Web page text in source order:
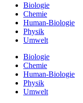
Biologie
Chemie
Human-Biologie
Physik
Umwelt
Biologie
Chemie
Human-Biologie
Physik
Umwelt